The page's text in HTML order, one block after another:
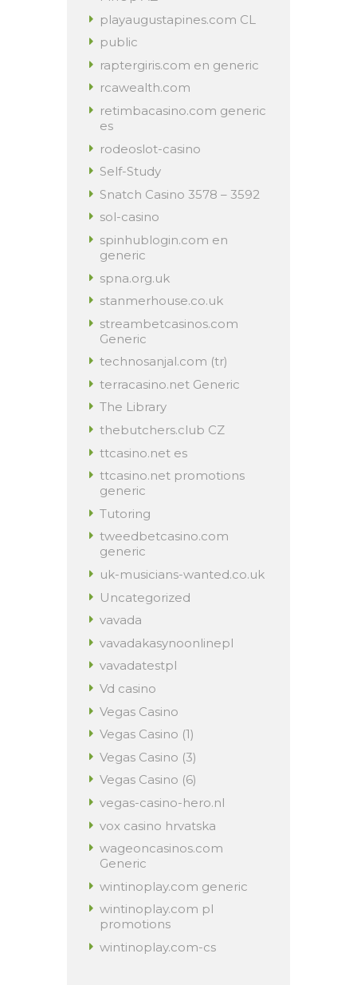
playaugustapines.com CL
public
raptergiris.com en generic
rcawealth.com
retimbacasino.com generic
es
rodeoslot-casino
Self-Study
Snatch Casino 3578 – 3592
sol-casino
spinhublogin.com en
generic
spna.org.uk
stanmerhouse.co.uk
streambetcasinos.com
Generic
technosanjal.com (tr)
terracasino.net Generic
The Library
thebutchers.club CZ
ttcasino.net es
ttcasino.net promotions
generic
Tutoring
tweedbetcasino.com
generic
uk-musicians-wanted.co.uk
Uncategorized
vavada
vavadakasynoonlinepl
vavadatestpl
Vd casino
Vegas Casino
Vegas Casino (1)
Vegas Casino (3)
Vegas Casino (6)
vegas-casino-hero.nl
vox casino hrvatska
wageoncasinos.com
Generic
wintinoplay.com generic
wintinoplay.com pl
promotions
wintinoplay.com-cs